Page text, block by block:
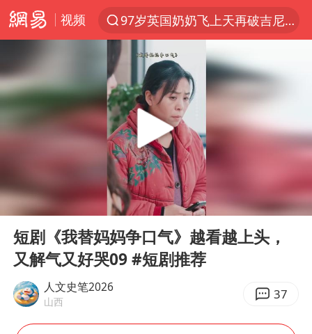
视频
夜幕落下 运动上场
汪峰阻止14岁女儿买大牌
美国将对多晶硅衍生品加征15%关税
改名后的“青海拉面”店
公司“上四休三”但要降薪1000元
火把节震撼瞬间
四川宜宾市高县发生4.9级地震
男子杀人后逃进深山21年活得像野人
Play
00:00 14:15
短剧《我替妈妈争口气》越看越上头，
又解气又好哭09 #短剧推荐
人文史笔2026
山西 37